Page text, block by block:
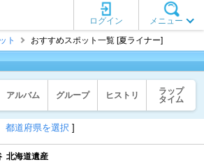
メニュー
ログイン
ト おすすめスポット一覧 [夏ライナー]
アルバム グループ ヒストリ
ラップ
タイム
都道府県を選択 ]
北海道遺産